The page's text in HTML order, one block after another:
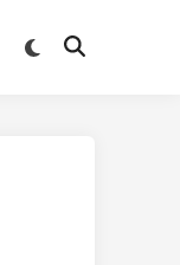
Switch
Open